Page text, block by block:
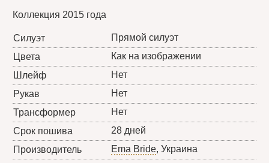
Коллекция 2015 года
Силуэт
Прямой силуэт
Цвета
Как на изображении
Шлейф
Нет
Рукав
Нет
Трансформер
Нет
Срок пошива
28 дней
Производитель
Ema Bride, Украина